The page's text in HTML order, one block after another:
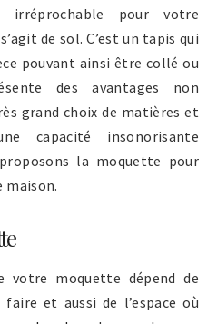
irréprochable pour votre
de sol. C’est un tapis qui
pouvant ainsi être collé ou
des avantages non
grand choix de matières et
capacité insonorisante
la moquette pour
maison.
votre moquette dépend de
et aussi de l’espace où